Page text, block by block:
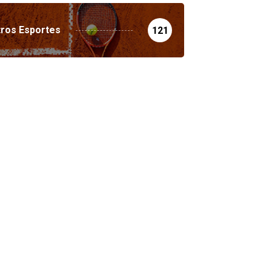
Esportes 121